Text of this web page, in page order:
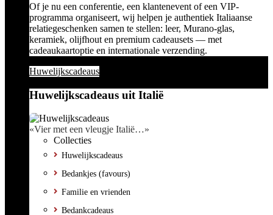
Of je nu een conferentie, een klantenevent of een VIP-
programma organiseert, wij helpen je authentiek Italiaanse
relatiegeschenken samen te stellen: leer, Murano-glas,
keramiek, olijfhout en premium cadeausets — met
cadeaukaartoptie en internationale verzending.
Huwelijkscadeaus
Huwelijkscadeaus uit Italië
«Vier met een vleugje Italië…»
Collecties
Huwelijkscadeaus
Bedankjes (favours)
Familie en vrienden
Bedankcadeaus